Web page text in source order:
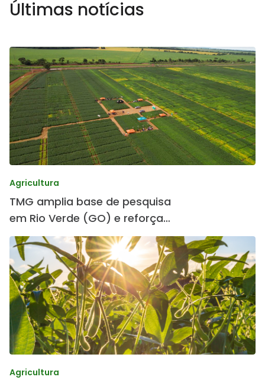
Últimas notícias
Agricultura
TMG amplia base de pesquisa
em Rio Verde (GO) e reforça
desenvolvimento de cultivares
Agricultura